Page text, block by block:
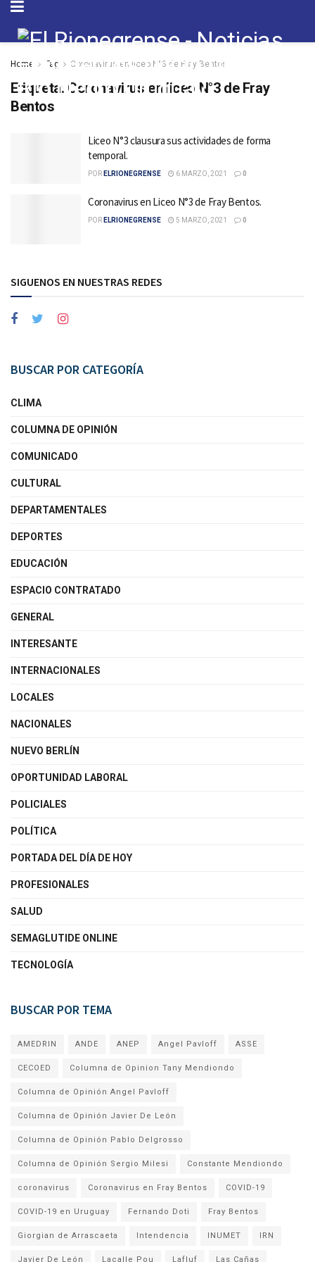
Home Tag Coronavirus en liceo N°3 de Fray Bentos
Etiqueta: Coronavirus en liceo N°3 de Fray
Bentos
Liceo N°3 clausura sus actividades de forma
temporal.
POR ELRIONEGRENSE 6 MARZO, 2021 0
Coronavirus en Liceo N°3 de Fray Bentos.
POR ELRIONEGRENSE 5 MARZO, 2021 0
SIGUENOS EN NUESTRAS REDES
BUSCAR POR CATEGORÍA
CLIMA
COLUMNA DE OPINIÓN
COMUNICADO
CULTURAL
DEPARTAMENTALES
DEPORTES
EDUCACIÓN
ESPACIO CONTRATADO
GENERAL
INTERESANTE
INTERNACIONALES
LOCALES
NACIONALES
NUEVO BERLÍN
OPORTUNIDAD LABORAL
POLICIALES
POLÍTICA
PORTADA DEL DÍA DE HOY
PROFESIONALES
SALUD
SEMAGLUTIDE ONLINE
TECNOLOGÍA
BUSCAR POR TEMA
AMEDRIN ANDE ANEP Angel Pavloff ASSE
CECOED Columna de Opinion Tany Mendiondo
Columna de Opinión Angel Pavloff
Columna de Opinión Javier De León
Columna de Opinión Pablo Delgrosso
Columna de Opinión Sergio Milesi Constante Mendiondo
coronavirus Coronavirus en Fray Bentos COVID-19
COVID-19 en Uruguay Fernando Doti Fray Bentos
Giorgian de Arrascaeta Intendencia INUMET IRN
Javier De León Lacalle Pou Lafluf Las Cañas